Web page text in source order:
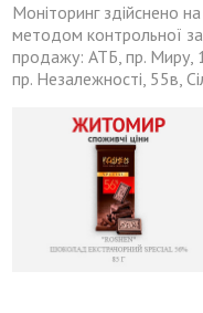
Моніторинг здійснено
методом контрольної
продажу: АТБ, пр. Миру,
пр. Незалежності, 55в,